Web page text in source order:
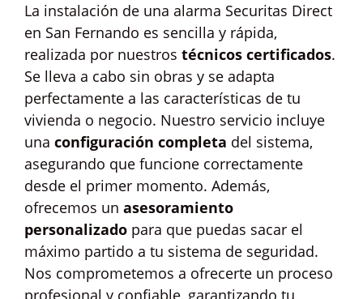
La instalación de una alarma Securitas Direct
en San Fernando es sencilla y rápida,
realizada por nuestros técnicos certificados.
Se lleva a cabo sin obras y se adapta
perfectamente a las características de tu
vivienda o negocio. Nuestro servicio incluye
una configuración completa del sistema,
asegurando que funcione correctamente
desde el primer momento. Además,
ofrecemos un asesoramiento
personalizado para que puedas sacar el
máximo partido a tu sistema de seguridad.
Nos comprometemos a ofrecerte un proceso
profesional y confiable, garantizando tu